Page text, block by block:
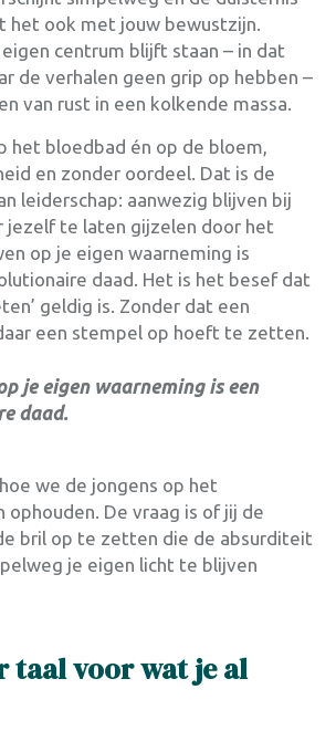
het ook met jouw bewustzijn.
centrum blijft staan – in dat
de verhalen geen grip op hebben –
van rust in een kolkende massa.
het bloedbad én op de bloem,
en zonder oordeel. Dat is de
leiderschap: aanwezig blijven bij
jezelf te laten gijzelen door het
op je eigen waarneming is
daad. Het is het besef dat
geldig is. Zonder dat een
een stempel op hoeft te zetten.
je eigen waarneming is een
daad.
we de jongens op het
ophouden. De vraag is of jij de
bril op te zetten die de absurditeit
je eigen licht te blijven
taal voor wat je al